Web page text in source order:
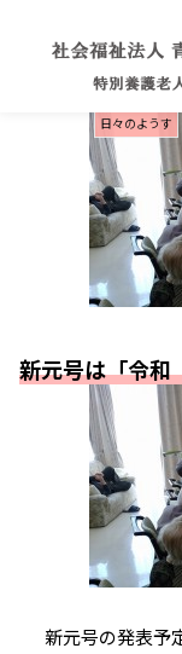
日々のようす
新元号は「令和
新元号の発表予